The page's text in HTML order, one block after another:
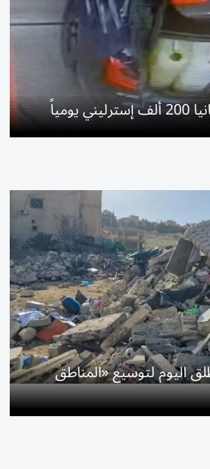
2» تنطلق اليوم لتوسيع «المناطق